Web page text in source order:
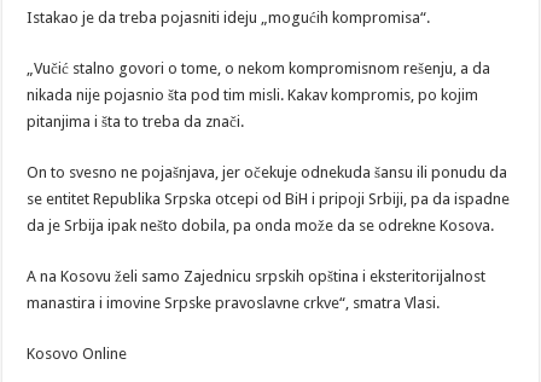
Istakao je da treba pojasniti ideju „mogućih kompromisa“.
„Vučić stalno govori o tome, o nekom kompromisnom rešenju, a da
nikada nije pojasnio šta pod tim misli. Kakav kompromis, po kojim
pitanjima i šta to treba da znači.
On to svesno ne pojašnjava, jer očekuje odnekuda šansu ili ponudu da
se entitet Republika Srpska otcepi od BiH i pripoji Srbiji, pa da ispadne
da je Srbija ipak nešto dobila, pa onda može da se odrekne Kosova.
A na Kosovu želi samo Zajednicu srpskih opština i eksteritorijalnost
manastira i imovine Srpske pravoslavne crkve“, smatra Vlasi.
Kosovo Online